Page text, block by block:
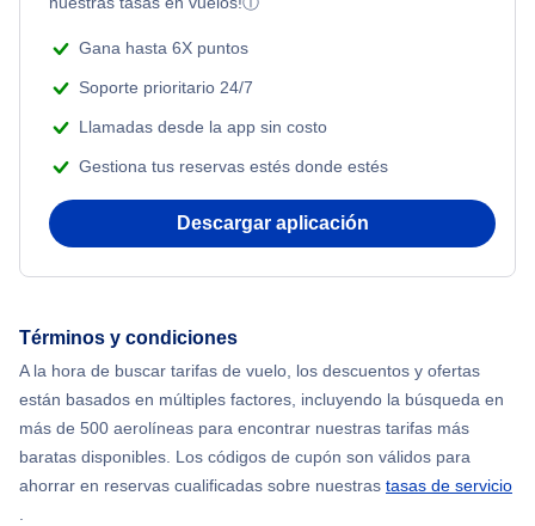
Flights Under $199
Flights from Nueva York to Tel Aviv
Flights from Nueva York to Atenas
Flights from Shanghai to Nueva York
Flights from Delhi to Nueva York
Flights from Chicago to Delhi
Adventure Vacations
Beach Vacations
Gana hasta 6X puntos
Soporte prioritario 24/7
Llamadas desde la app sin costo
Gestiona tus reservas estés donde estés
Descargar aplicación
Términos y condiciones
A la hora de buscar tarifas de vuelo, los descuentos y ofertas
están basados en múltiples factores, incluyendo la búsqueda en
más de 500 aerolíneas para encontrar nuestras tarifas más
baratas disponibles. Los códigos de cupón son válidos para
ahorrar en reservas cualificadas sobre nuestras tasas de servicio
.